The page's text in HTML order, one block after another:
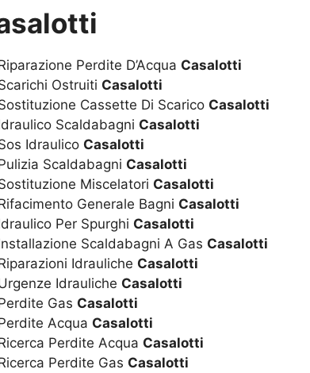
Perdite D’Acqua Casalotti
Ostruiti Casalotti
Cassette Di Scarico Casalotti
Scaldabagni Casalotti
Idraulico Casalotti
Scaldabagni Casalotti
Miscelatori Casalotti
Generale Bagni Casalotti
Per Spurghi Casalotti
Scaldabagni A Gas Casalotti
Idrauliche Casalotti
Idrauliche Casalotti
Gas Casalotti
Acqua Casalotti
Perdite Acqua Casalotti
Perdite Gas Casalotti